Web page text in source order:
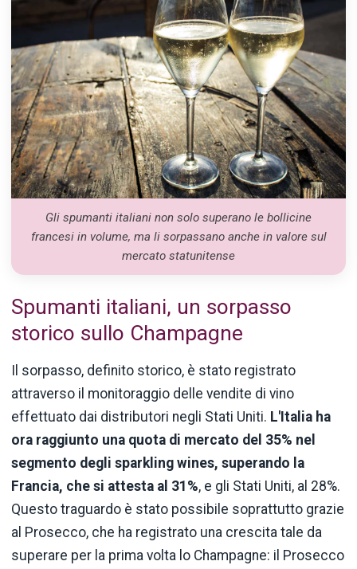
Gli spumanti italiani non solo superano le bollicine
francesi in volume, ma li sorpassano anche in valore sul
mercato statunitense
Spumanti italiani, un sorpasso
storico sullo Champagne
Il sorpasso, definito storico, è stato registrato
attraverso il monitoraggio delle vendite di vino
effettuato dai distributori negli Stati Uniti. L'Italia ha
ora raggiunto una quota di mercato del 35% nel
segmento degli sparkling wines, superando la
Francia, che si attesta al 31%, e gli Stati Uniti, al 28%.
Questo traguardo è stato possibile soprattutto grazie
al Prosecco, che ha registrato una crescita tale da
superare per la prima volta lo Champagne: il Prosecco